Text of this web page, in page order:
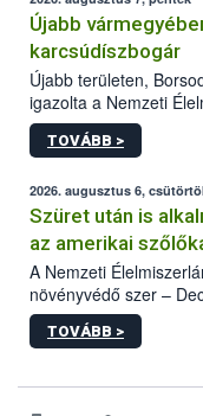
Újabb
karcsúdíszbogár
Újabb területen,
igazolta a Nemzeti
kőrisrontó
kártevőt nem csak
az intenzív felderítést,
hatósággal is
TOVÁBB >
2026. augusztus 6,
Szüret után is
az amerikai
A Nemzeti
növényvédő szer –
engedélyokiratát
egészen a
érésű szőlőkben is
TOVÁBB >